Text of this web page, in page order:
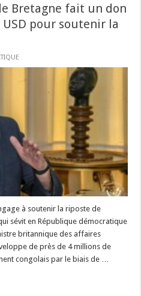
Bretagne fait un don
pour soutenir la
à soutenir la riposte de
sévit en République démocratique
britannique des affaires
de près de 4 millions de
congolais par le biais de …